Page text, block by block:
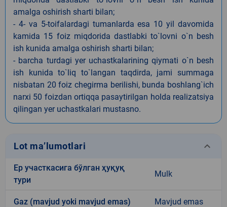
amalga oshirish sharti bilan;
- 4- va 5-toifalardagi tumanlarda esa 10 yil davomida
kamida 15 foiz miqdorida dastlabki to`lovni o`n besh
ish kunida amalga oshirish sharti bilan;
- barcha turdagi yer uchastkalarining qiymati o`n besh
ish kunida to`liq to`langan taqdirda, jami summaga
nisbatan 20 foiz chegirma berilishi, bunda boshlang`ich
narxi 50 foizdan ortiqqa pasaytirilgan holda realizatsiya
qilingan yer uchastkalari mustasno.
Lot ma’lumotlari keyboard_arrow_down
Ер участкасига бўлган ҳуқуқ
тури
Mulk
Gaz (mavjud yoki mavjud emas) Mavjud emas